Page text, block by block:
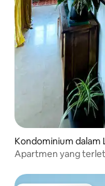
Kondominium dalam
Apartmen yang